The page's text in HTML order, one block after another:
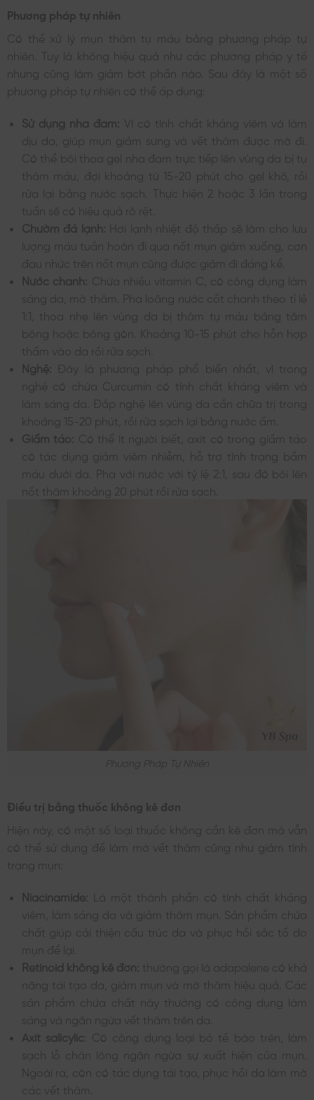
Phương pháp tự nhiên
Có thể xử lý mụn thâm tụ máu bằng phương pháp tự
nhiên. Tuy là không hiệu quả như các phương pháp y tế
nhưng cũng làm giảm bớt phần nào. Sau đây là một số
phương pháp tự nhiên có thể áp dụng:
Sử dụng nha đam: Vì có tính chất kháng viêm và làm
dịu da, giúp mụn giảm sưng và vết thâm được mờ đi.
Có thể bôi thoa gel nha đam trực tiếp lên vùng da bị tụ
thâm máu, đợi khoảng từ 15-20 phút cho gel khô, rồi
rửa lại bằng nước sạch. Thực hiện 2 hoặc 3 lần trong
tuần sẽ có hiệu quả rõ rệt.
Chườm đá lạnh: Hơi lạnh nhiệt độ thấp sẽ làm cho lưu
lượng máu tuần hoàn đi qua nốt mụn giảm xuống, cơn
đau nhức trên nốt mụn cũng được giảm đi đáng kể.
Nước chanh: Chứa nhiều vitamin C, có công dụng làm
sáng da, mờ thâm. Pha loãng nước cốt chanh theo tỉ lệ
1:1, thoa nhẹ lên vùng da bị thâm tụ máu bằng tăm
bông hoặc bông gòn. Khoảng 10-15 phút cho hỗn hợp
thấm vào da rồi rửa sạch.
Nghệ: Đây là phương pháp phổ biến nhất, vì trong
nghệ có chứa Curcumin có tính chất kháng viêm và
làm sáng da. Đắp nghệ lên vùng da cần chữa trị trong
khoảng 15-20 phút, rồi rửa sạch lại bằng nước ấm.
Giấm táo: Có thể ít người biết, axit có trong giấm táo
có tác dụng giảm viêm nhiễm, hỗ trợ tình trạng bầm
máu dưới da. Pha với nước với tỷ lệ 2:1, sau đó bôi lên
nốt thâm khoảng 20 phút rồi rửa sạch.
Phương Pháp Tự Nhiên
Điều trị bằng thuốc không kê đơn
Hiện này, có một số loại thuốc không cần kê đơn mà vẫn
có thể sử dụng để làm mờ vết thâm cũng như giảm tình
trạng mụn:
Niacinamide: Là một thành phần có tính chất kháng
viêm, làm sáng da và giảm thâm mụn. Sản phẩm chứa
chất giúp cải thiện cấu trúc da và phục hồi sắc tố do
mụn để lại.
Retinoid không kê đơn: thường gọi là adapalene có khả
năng tái tạo da, giảm mụn và mờ thâm hiệu quả. Các
sản phẩm chứa chất này thường có công dụng làm
sáng và ngăn ngừa vết thâm trên da.
Axit salicylic : Có công dụng loại bỏ tế bào trên, làm
sạch lỗ chân lông ngăn ngừa sự xuất hiện của mụn.
Ngoài ra, còn có tác dụng tái tạo, phục hồi da làm mờ
các vết thâm.